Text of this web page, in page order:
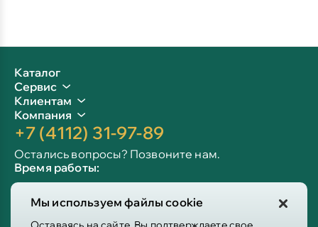
Мы используем файлы cookie
Каталог
Сервис
Клиентам
Компания
+7 (4112) 31-97-89
Остались вопросы? Позвоните нам.
Время работы:
Сб-вс: 10:00 - 19:00
Info@victoria-mebel.ru